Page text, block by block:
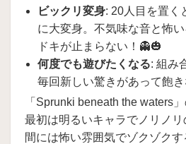
ビックリ変身: 20人目を置く
に大変身。不気味な音と怖
ドキが止まらない！👻🎃
何度でも遊びたくなる: 組み
毎回新しい驚きがあって飽
「Sprunki beneath the waters
最初は明るいキャラでノリノ
間には怖い雰囲気でゾクゾク